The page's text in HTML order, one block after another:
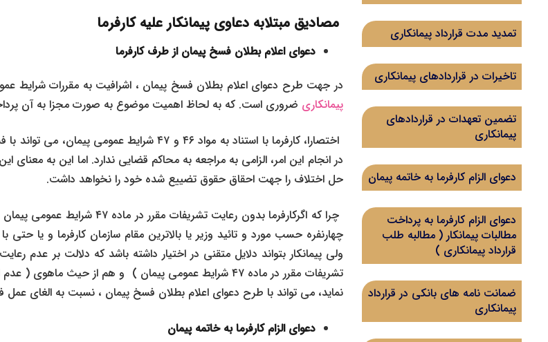
تمدید مدت قرارداد پیمانکاری
تاخیرات در قراردادهای پیمانکاری
تضمین تعهدات در قراردادهای
پیمانکاری
دعوای الزام کارفرما به خاتمه پیمان
دعوای الزام کارفرما به پرداخت
مطالبات پیمانکار ( مطالبه طلب
قرارداد پیمانکاری )
ضمانت نامه های بانکی در قرارداد
پیمانکاری
مصادیق مبتلابه دعاوی پیمانکار علیه کارفرما
دعوای اعلام بطلان فسخ پیمان از طرف کارفرما
در جهت طرح دعوای اعلام بطلان فسخ پیمان ، اشرافیت به مقررات شرایط
پیمانکاری ضروری است. که به لحاظ اهمیت موضوع به صورت مجزا به آن
اختصارا، کارفرما با استناد به مواد ۴۶ و ۴۷ شرایط
در انجام این امر، الزامی به مراجعه به محاکم قضایی ندارد. اما این به معنای
حل اختلاف را جهت احقاق حقوق تضییع شده خود را نخواهد داشت.
چرا که اگرکارفرما بدون رعایت
چهارنفره حسب مورد و تائید وزیر یا بالاترین مقام سازمان کارفرما و یا حتی
ولی پیمانکار بتواند دلایل متقنی در اختیار داشته باشد که دلالت بر عدم
تشریفات مقرر در ماده ۴۷ شرایط عمومی پیمان ) و هم از حیث
نماید، می تواند با طرح دعوای اعلام بطلان فسخ پیمان ، نسبت به الغای عمل
دعوای الزام کارفرما به خاتمه پیمان